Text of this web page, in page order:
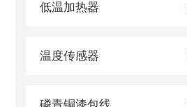
低温加热器
温度传感器